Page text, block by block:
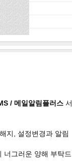
/ 메일알림플러스 서
지, 설정변경과 알림
너그러운 양해 부탁드